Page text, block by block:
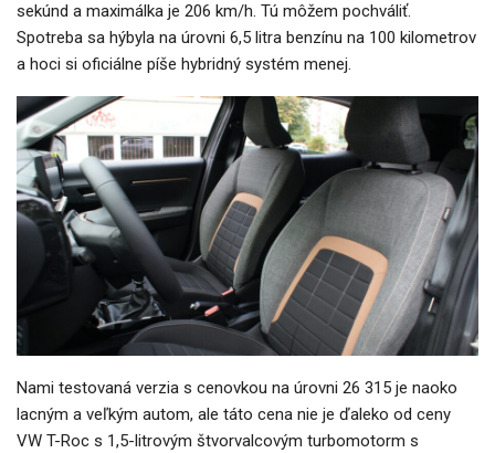
sekúnd a maximálka je 206 km/h. Tú môžem pochváliť.
Spotreba sa hýbyla na úrovni 6,5 litra benzínu na 100 kilometrov
a hoci si oficiálne píše hybridný systém menej.
Nami testovaná verzia s cenovkou na úrovni 26 315 je naoko
lacným a veľkým autom, ale táto cena nie je ďaleko od ceny
VW T-Roc s 1,5-litrovým štvorvalcovým turbomotorm s